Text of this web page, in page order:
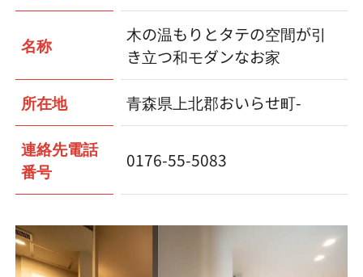
名称
木の温もりとタテの空間が引
き立つ和モダンなお家
所在地 青森県上北郡おいらせ町-
連絡先電話
番号
0176-55-5083